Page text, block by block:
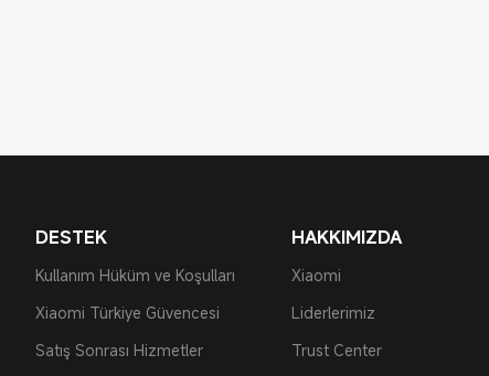
DESTEK
Kullanım Hüküm ve Koşulları
Xiaomi Türkiye Güvencesi
Satış Sonrası Hizmetler
HAKKIMIZDA
Xiaomi
Liderlerimiz
Trust Center